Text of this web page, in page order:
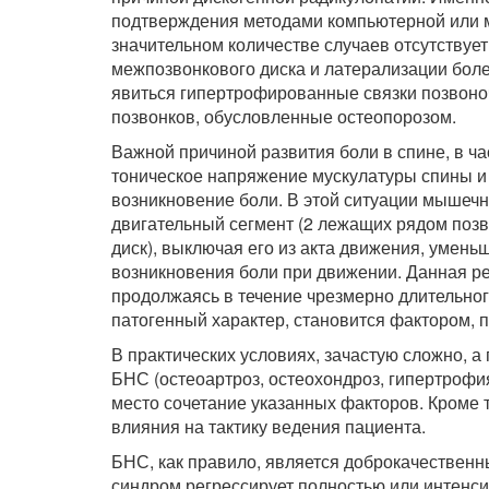
подтверждения методами компьютерной или
значительном количестве случаев
межпозвонкового диска и латерализации
явиться гипертрофированные связки
позвонков, обусловленные остеопорозом.
Важной причиной развития боли в спине, в
тоническое напряжение мускулатуры спины
возникновение боли. В этой ситуации
двигательный сегмент (2 лежащих рядом
диск), выключая его из акта движения,
возникновения боли при движении. Данная
продолжаясь в течение чрезмерно
патогенный характер, становится
В практических условиях, зачастую сложно,
БНС (остеоартроз, остеохондроз,
место сочетание указанных факторов. Кроме
влияния на тактику ведения пациента.
БНС, как правило, является